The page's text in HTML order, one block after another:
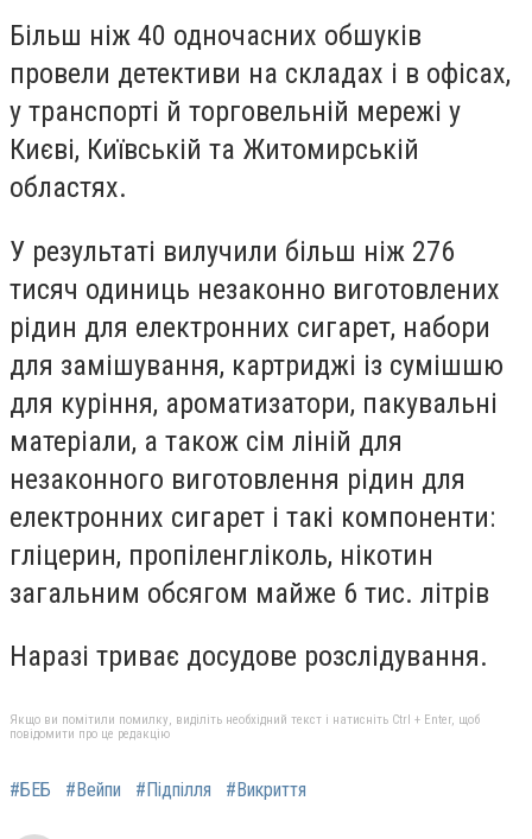
Більш ніж 40 одночасних обшуків
провели детективи на складах і в офісах,
у транспорті й торговельній мережі у
Києві, Київській та Житомирській
областях.
У результаті вилучили більш ніж 276
тисяч одиниць незаконно виготовлених
рідин для електронних сигарет, набори
для замішування, картриджі із сумішшю
для куріння, ароматизатори, пакувальні
матеріали, а також сім ліній для
незаконного виготовлення рідин для
електронних сигарет і такі компоненти:
гліцерин, пропіленгліколь, нікотин
загальним обсягом майже 6 тис. літрів
Наразі триває досудове розслідування.
Якщо ви помітили помилку, виділіть необхідний текст і натисніть Ctrl + Enter, щоб
повідомити про це редакцію
#БЕБ #Вейпи #Підпілля #Викриття